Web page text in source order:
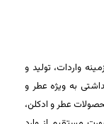
واردات، تولید و
به ویژه عطر و
عطر و ادکلن،